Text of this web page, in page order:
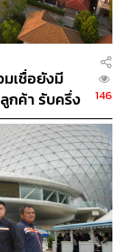
เชื่อยังมี
กค้า รับครึ่ง
เฉพาะ
146